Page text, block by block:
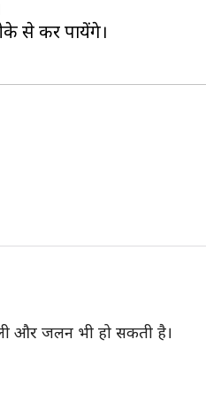
से कर पायेंगे।
और जलन भी हो सकती है।